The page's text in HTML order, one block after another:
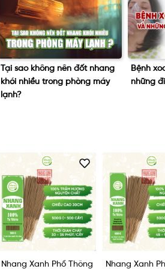
Bệnh xoang, khói nhang và
những điều cần biết liên quan
Dâng
trọng
Nhang Xanh Phổ Thông
Nhang Xanh